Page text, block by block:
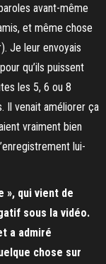
avant-même
et même chose
Je leur envoyais
qu’ils puissent
les 5, 6 ou 8
Il venait améliorer ça
vraiment bien
lui-
», qui vient de
sous la vidéo.
a admiré
chose sur